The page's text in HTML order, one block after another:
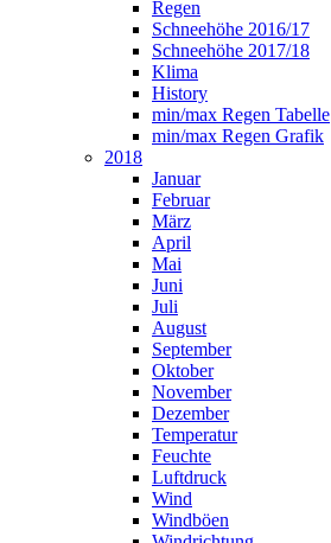
Regen
Schneehöhe 2016/17
Schneehöhe 2017/18
Klima
History
min/max Regen Tabelle
min/max Regen Grafik
2018
Januar
Februar
März
April
Mai
Juni
Juli
August
September
Oktober
November
Dezember
Temperatur
Feuchte
Luftdruck
Wind
Windböen